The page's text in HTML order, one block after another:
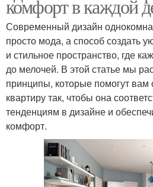
комфорт в каждой
Современный дизайн
просто мода, а способ создать
и стильное пространство, где
до мелочей. В этой статье мы
принципы, которые помогут вам
квартиру так, чтобы она
тенденциям в дизайне и
комфорт.